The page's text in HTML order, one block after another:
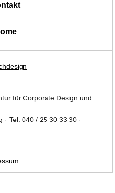
für Corporate Design und
· Tel. 040 / 25 30 33 30 ·